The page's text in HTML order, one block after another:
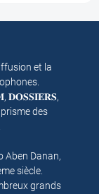
et la
𝐃𝐎𝐒𝐒𝐈𝐄𝐑𝐒,
des
Aben Danan,
siècle.
grands